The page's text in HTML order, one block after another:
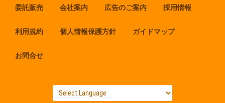
委託販売 会社案内 広告のご案内 採用情報
利用規約 個人情報保護方針 ガイドマップ
お問合せ